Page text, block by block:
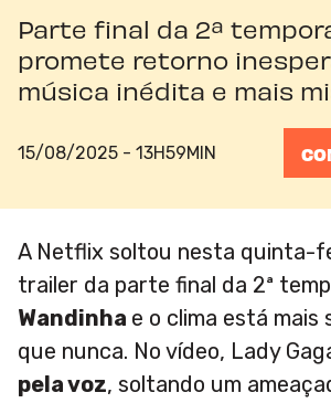
Parte final da 2ª
promete retorno
música inédita e mais
15/08/2025 - 13H59MIN
A Netflix soltou nesta quinta-
trailer da parte final da 2ª
Wandinha e o clima está mais
que nunca. No vídeo, Lady
pela voz, soltando um